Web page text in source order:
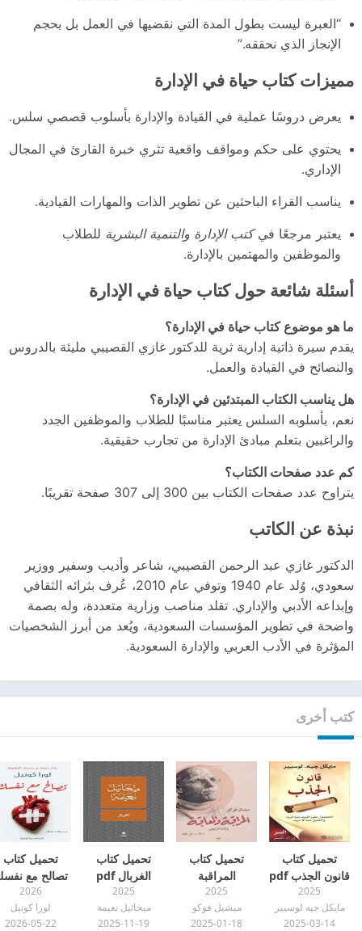
“العبرة ليست بطول المدة التي نقضيها في العمل بل بحجم
الإنجاز الذي نحققه.”
مميزات كتاب حياة في الإدارة
يعرض دروسًا عملية في القيادة والإدارة بأسلوب قصصي سلس.
يحتوي على حكم ومواقف واقعية تثري خبرة القارئ في المجال
الإداري.
يناسب القراء الباحثين عن تطوير الذات والمهارات القيادية.
يعتبر مرجعًا فيكتب الإدارة والتنمية البشرية للطلاب
والموظفين والمهتمين بالإدارة.
أسئلة شائعة حول كتاب حياة في الإدارة
ما هو موضوع كتاب حياة في الإدارة؟
يقدم سيرة ذاتية إدارية ثرية للدكتور غازي القصيبي مليئة بالدروس
والنصائح في القيادة والعمل.
هل يناسب الكتاب المبتدئين في الإدارة؟
نعم، بأسلوبه السلس يعتبر مناسبًا للطلاب والموظفين الجدد
والراغبين بتعلم مبادئ الإدارة من تجارب حقيقية.
كم عدد صفحات الكتاب؟
يتراوح عدد صفحات الكتاب بين 300 إلى 307 صفحة تقريبًا.
نبذة عن الكاتب
الدكتور غازي عبد الرحمن القصيبي، شاعر وأديب وسفير ووزير
سعودي، وُلد عام 1940 وتوفي عام 2010، عُرف بثرائه الثقافي
وإبداعه الأدبي والإداري. تقلد مناصب وزارية متعددة، وله بصمة
واضحة في تطوير المؤسسات السعودية، ويُعد من أبرز الشخصيات
المؤثرة في الأدب العربي والإدارة السعودية.
كتب أخرى
تحميل كتاب
قانون الجذب pdf
2025
مايكل جيه لوسيير
2025-03-14
تحميل كتاب
المراقبة
والمعاقبة ميشيل
فوكو pdf
2025
ميشيل فوكو
2025-01-18
تحميل كتاب
الغربال pdf
2025
ميخائيل نعيمة
2025-11-19
تحميل كتاب
تصالح مع
pdf
2026
لورا كونيل
2026-05-22